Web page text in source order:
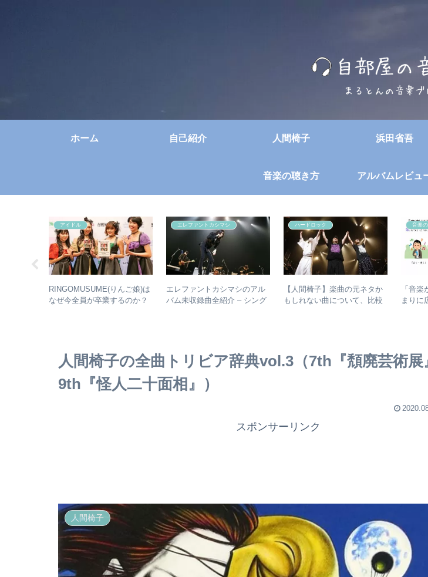
ホーム 自己紹介 人間椅子 浜田省吾
音楽の聴き方 アルバムレビュ
アイドル
RINGOMUSUME(りんご娘)は
なぜ今全員が卒業するのか？
エレファントカシマシ
エレファントカシマシのアル
バム未収録曲全紹介 – シング
ハードロック
【人間椅子】楽曲の元ネタか
もしれない曲について、比較
音楽
「音
まりに
人間椅子の全曲トリビア辞典vol.3（7th『頽廃芸術展
9th『怪人二十面相』）
スポンサーリンク
人間椅子